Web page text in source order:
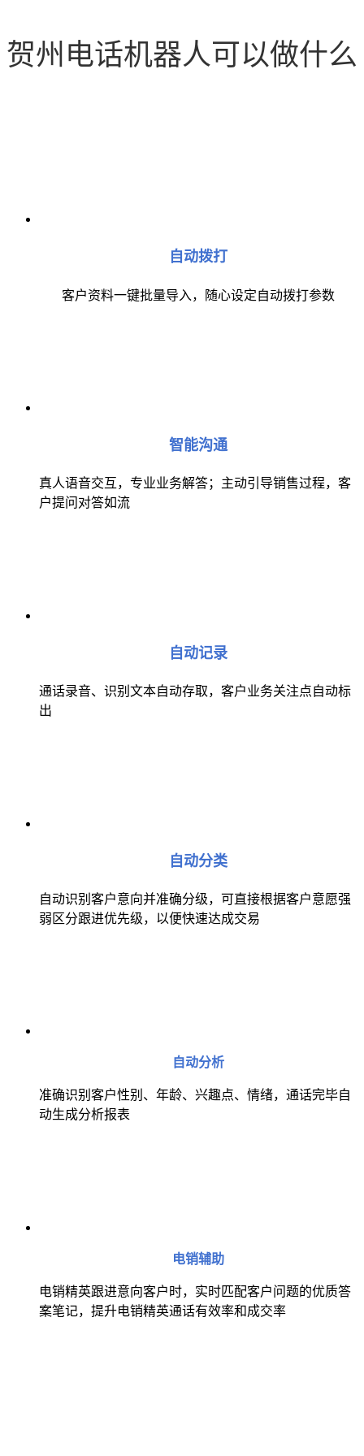
贺州电话机器人可以做什么
自动拨打
客户资料一键批量导入，随心设定自动拨打参数
智能沟通
真人语音交互，专业业务解答；主动引导销售过程，客
户提问对答如流
自动记录
通话录音、识别文本自动存取，客户业务关注点自动标
出
自动分类
自动识别客户意向并准确分级，可直接根据客户意愿强
弱区分跟进优先级，以便快速达成交易
自动分析
准确识别客户性别、年龄、兴趣点、情绪，通话完毕自
动生成分析报表
电销辅助
电销精英跟进意向客户时，实时匹配客户问题的优质答
案笔记，提升电销精英通话有效率和成交率